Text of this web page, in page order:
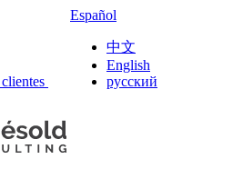
Español
中文
English
русский